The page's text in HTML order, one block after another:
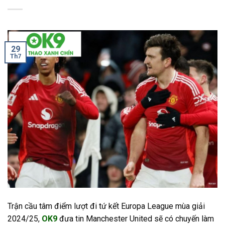
29
Th7
Trận cầu tâm điểm lượt đi tứ kết Europa League mùa giải
2024/25, OK9 đưa tin Manchester United sẽ có chuyến làm